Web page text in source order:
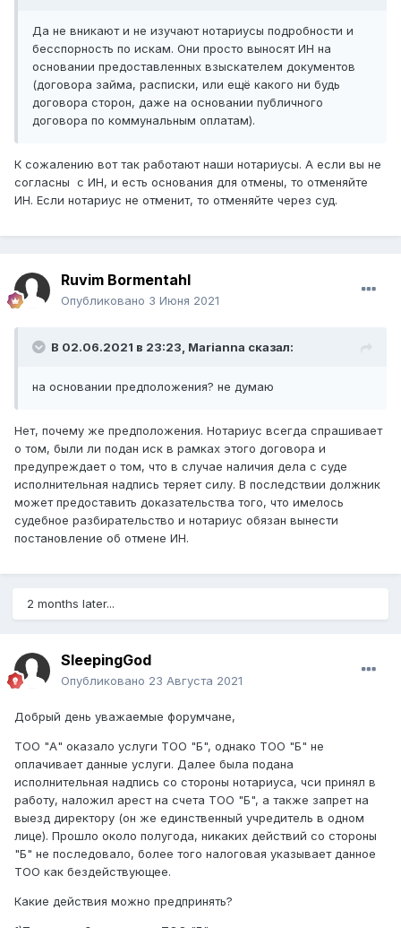
Да не вникают и не изучают нотариусы подробности и
бесспорность по искам. Они просто выносят ИН на
основании предоставленных взыскателем документов
(договора займа, расписки, или ещё какого ни будь
договора сторон, даже на основании публичного
договора по коммунальным оплатам).
К сожалению вот так работают наши нотариусы. А если вы не
согласны с ИН, и есть основания для отмены, то отменяйте
ИН. Если нотариус не отменит, то отменяйте через суд.
Ruvim Bormentahl
Опубликовано 3 Июня 2021
В 02.06.2021 в 23:23, Marianna сказал:
на основании предположения? не думаю
Нет, почему же предположения. Нотариус всегда спрашивает
о том, были ли подан иск в рамках этого договора и
предупреждает о том, что в случае наличия дела с суде
исполнительная надпись теряет силу. В последствии должник
может предоставить доказательства того, что имелось
судебное разбирательство и нотариус обязан вынести
постановление об отмене ИН.
2 months later...
SleepingGod
Опубликовано 23 Августа 2021
Добрый день уважаемые форумчане,
ТОО "А" оказало услуги ТОО "Б", однако ТОО "Б" не
оплачивает данные услуги. Далее была подана
исполнительная надпись со стороны нотариуса, чси принял в
работу, наложил арест на счета ТОО "Б", а также запрет на
выезд директору (он же единственный учредитель в одном
лице). Прошло около полугода, никаких действий со стороны
"Б" не последовало, более того налоговая указывает данное
ТОО как бездействующее.
Какие действия можно предпринять?